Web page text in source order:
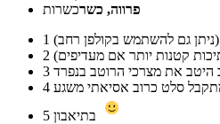
פרווה, כשרכשרות
1
2
3
4
5